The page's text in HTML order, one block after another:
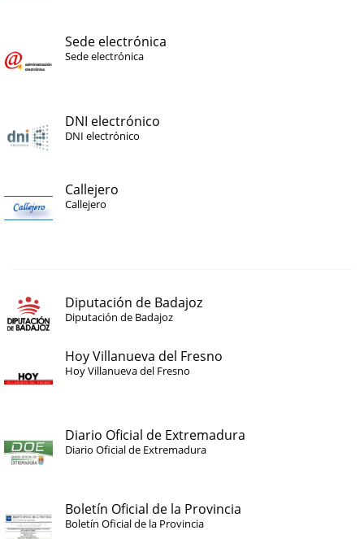
Sede electrónica
Sede electrónica
DNI electrónico
DNI electrónico
Callejero
Callejero
Diputación de Badajoz
Diputación de Badajoz
Hoy Villanueva del Fresno
Hoy Villanueva del Fresno
Diario Oficial de Extremadura
Diario Oficial de Extremadura
Boletín Oficial de la Provincia
Boletín Oficial de la Provincia